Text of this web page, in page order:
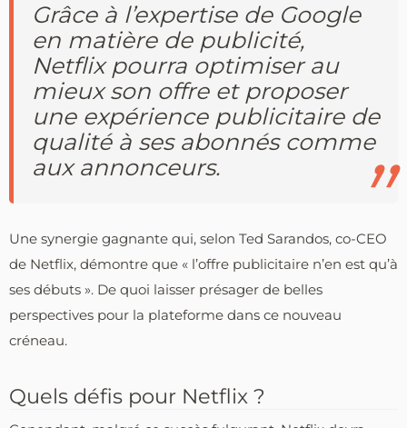
Grâce à l’expertise de Google
en matière de publicité,
Netflix pourra optimiser au
mieux son offre et proposer
une expérience publicitaire de
qualité à ses abonnés comme
aux annonceurs.
Une synergie gagnante qui, selon Ted Sarandos, co-CEO
de Netflix, démontre que « l’offre publicitaire n’en est qu’à
ses débuts ». De quoi laisser présager de belles
perspectives pour la plateforme dans ce nouveau
créneau.
Quels défis pour Netflix ?